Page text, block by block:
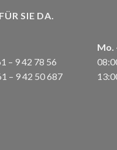
SIE DA.
– 9 42 78 56
– 9 42 50 687
Mo.